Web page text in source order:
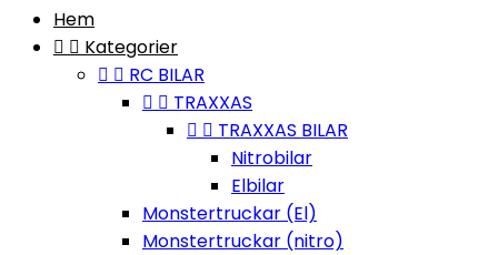
Hem
  Kategorier
  RC BILAR
  TRAXXAS
  TRAXXAS BILAR
Nitrobilar
Elbilar
Monstertruckar (El)
Monstertruckar (nitro)